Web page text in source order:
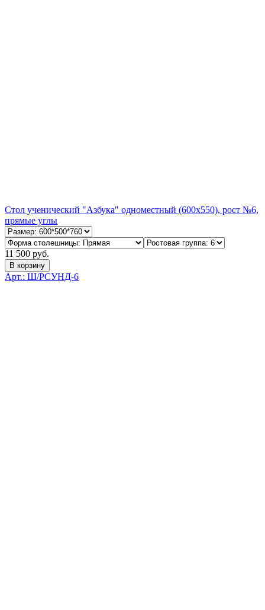
Стол ученический "Азбука" одноместный (600х550), рост №6,
прямые углы
11 500 руб.
В корзину
Арт.: Ш/РСУНД-6